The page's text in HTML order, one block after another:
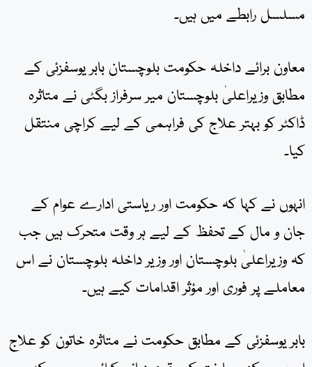
مسلسل رابطے میں ہیں۔
معاون برائے داخلہ حکومت بلوچستان بابر یوسفزئی کے
مطابق وزیراعلیٰ بلوچستان میر سرفراز بگٹی نے متاثرہ
ڈاکٹر کو بہتر علاج کی فراہمی کے لیے کراچی منتقل
کیا۔
انہوں نے کہا کہ حکومت اور ریاستی ادارے عوام کے
جان و مال کے تحفظ کے لیے ہر وقت متحرک ہیں جب
کہ وزیراعلیٰ بلوچستان اور وزیر داخلہ بلوچستان نے اس
معاملے پر فوری اور مؤثر اقدامات کیے ہیں۔
بابر یوسفزئی کے مطابق حکومت نے متاثرہ خاتون کو علاج